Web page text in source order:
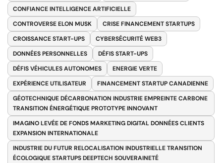
CONFIANCE INTELLIGENCE ARTIFICIELLE
CONTROVERSE ELON MUSK
CRISE FINANCEMENT STARTUPS
CROISSANCE START-UPS
CYBERSÉCURITÉ WEB3
DONNÉES PERSONNELLES
DÉFIS START-UPS
DÉFIS VÉHICULES AUTONOMES
ENERGIE VERTE
EXPÉRIENCE UTILISATEUR
FINANCEMENT STARTUP CANADIENNE
GÉOTECHNIQUE DÉCARBONATION INDUSTRIE EMPREINTE CARBONE
TRANSITION ÉNERGÉTIQUE PROTOTYPE INNOVANT
IMAGINO LEVÉE DE FONDS MARKETING DIGITAL DONNÉES CLIENTS
EXPANSION INTERNATIONALE
INDUSTRIE DU FUTUR RELOCALISATION INDUSTRIELLE TRANSITION
ÉCOLOGIQUE STARTUPS DEEPTECH SOUVERAINETÉ